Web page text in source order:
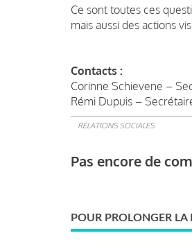
Ce sont toutes ces
mais aussi des actions
Contacts :
Corinne Schievene –
Rémi Dupuis –
RELATIONS SOCIALES
Pas encore de
POUR PROLONGER LA